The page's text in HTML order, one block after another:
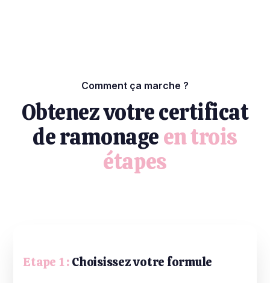
Comment ça marche ?
Obtenez votre certificat
de ramonageen trois
étapes
Etape 1 :Choisissez votre formule